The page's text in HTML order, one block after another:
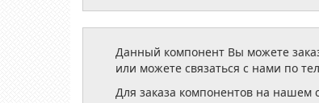
Данный компонент Вы можете
или можете связаться с нами по
Для заказа компонентов на нашем